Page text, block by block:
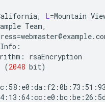
L=Mountain
=
(2048 bit)